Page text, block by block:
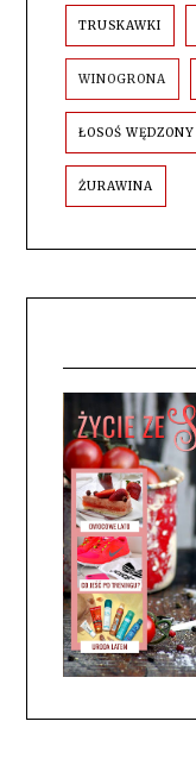
TRUSKAWKI
WINOGRONA
ŁOSOŚ WĘDZONY
ŻURAWINA